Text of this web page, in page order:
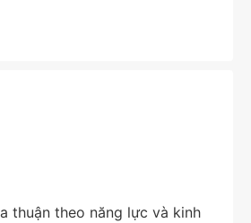
thuận theo năng lực và kinh